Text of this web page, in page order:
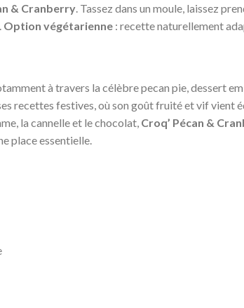
& Cranberry. Tassez dans un moule, laissez
Option végétarienne: recette naturellement
à travers la célèbre pecan pie, dessert
recettes festives, où son goût fruité et vif vient
la cannelle et le chocolat, Croq’ Pécan &
place essentielle.